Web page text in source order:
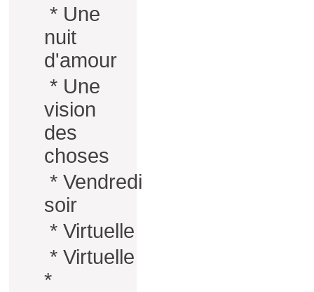
* Une
nuit
d'amour
* Une
vision
des
choses
* Vendredi
soir
* Virtuelle
* Virtuelle
*